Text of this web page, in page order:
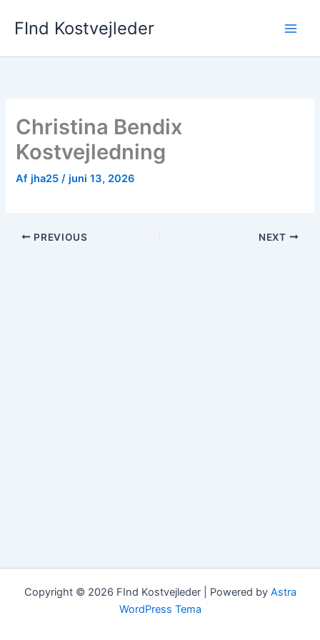
FInd Kostvejleder
Christina Bendix
Kostvejledning
Af jha25/ juni 13, 2026
PREVIOUS NEXT
Copyright © 2026 FInd Kostvejleder | Powered by Astra
WordPress Tema